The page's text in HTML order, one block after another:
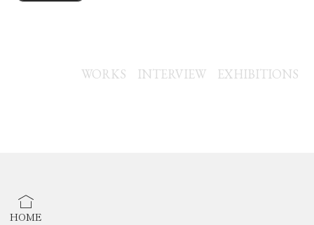
【テレビ出演】
・3月 三軒茶屋洋食店「チョークアート展」
WORKS INTERVIEW EXHIBITIONS
HOME